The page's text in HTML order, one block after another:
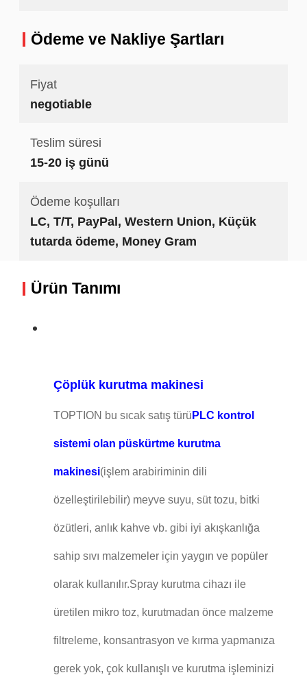
Ödeme ve Nakliye Şartları
Fiyat
negotiable
Teslim süresi
15-20 iş günü
Ödeme koşulları
LC, T/T, PayPal, Western Union, Küçük
tutarda ödeme, Money Gram
Ürün Tanımı
Çöplük kurutma makinesi
TOPTION bu sıcak satış türü PLC kontrol
sistemi olan püskürtme kurutma
makinesi(işlem arabiriminin dili
özelleştirilebilir) meyve suyu, süt tozu, bitki
özütleri, anlık kahve vb. gibi iyi akışkanlığa
sahip sıvı malzemeler için yaygın ve popüler
olarak kullanılır.Spray kurutma cihazı ile
üretilen mikro toz, kurutmadan önce malzeme
filtreleme, konsantrasyon ve kırma yapmanıza
gerek yok, çok kullanışlı ve kurutma işleminizi